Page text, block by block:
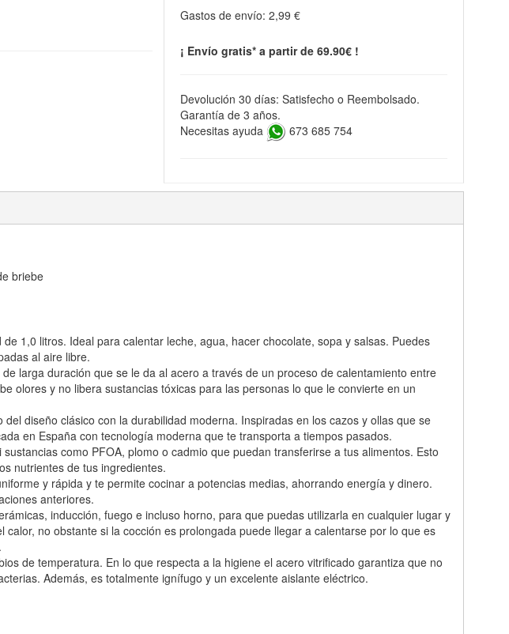
Gastos de envío: 2,99 €
¡ Envío gratis* a partir de 69.90€ !
Devolución 30 días: Satisfecho o Reembolsado.
Garantía de 3 años.
Necesitas ayuda
673 685 754
briebe
1,0 litros. Ideal para calentar leche, agua, hacer chocolate, sopa y salsas. Puedes
al aire libre.
larga duración que se le da al acero a través de un proceso de calentamiento entre
olores y no libera sustancias tóxicas para las personas lo que le convierte en un
diseño clásico con la durabilidad moderna. Inspiradas en los cazos y ollas que se
en España con tecnología moderna que te transporta a tiempos pasados.
como PFOA, plomo o cadmio que puedan transferirse a tus alimentos. Esto
nutrientes de tus ingredientes.
y rápida y te permite cocinar a potencias medias, ahorrando energía y dinero.
anteriores.
inducción, fuego e incluso horno, para que puedas utilizarla en cualquier lugar y
no obstante si la cocción es prolongada puede llegar a calentarse por lo que es
de temperatura. En lo que respecta a la higiene el acero vitrificado garantiza que no
Además, es totalmente ignífugo y un excelente aislante eléctrico.